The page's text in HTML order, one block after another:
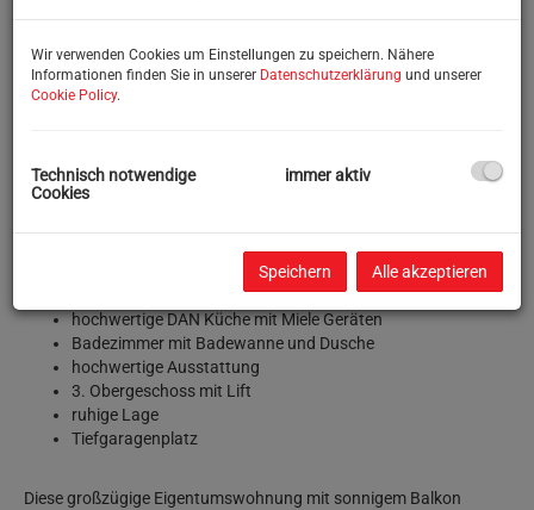
VERKAUFT!!
Eigentumswohnung in der Heschgasse zu verkaufen
3-Zimmer-Wohnung mit Balkon
82,65 m² Wohnfläche zzgl. 8,73 m² Balkon
hochwertige DAN Küche mit Miele Geräten
Badezimmer mit Badewanne und Dusche
hochwertige Ausstattung
3. Obergeschoss mit Lift
ruhige Lage
Tiefgaragenplatz
Diese großzügige Eigentumswohnung mit sonnigem Balkon
Wir verwenden Cookies um Einstellungen zu speichern. Nähere
Informationen finden Sie in unserer Datenschutzerklärung und unserer
Cookie Policy.
Technisch notwendige
Cookies
immer aktiv
Speichern Alle akzeptieren